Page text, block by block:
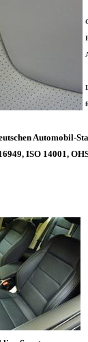
Automobil-
ISO 14001,